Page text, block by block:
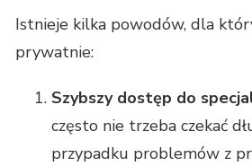
Istnieje kilka powodów, dla
prywatnie:
Szybszy dostęp do
często nie trzeba czekać
przypadku problemów z